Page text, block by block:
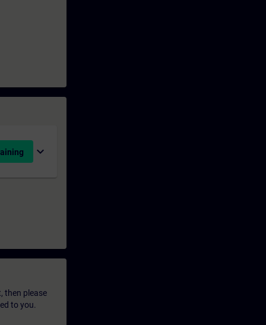
expand_more
then please
to you.